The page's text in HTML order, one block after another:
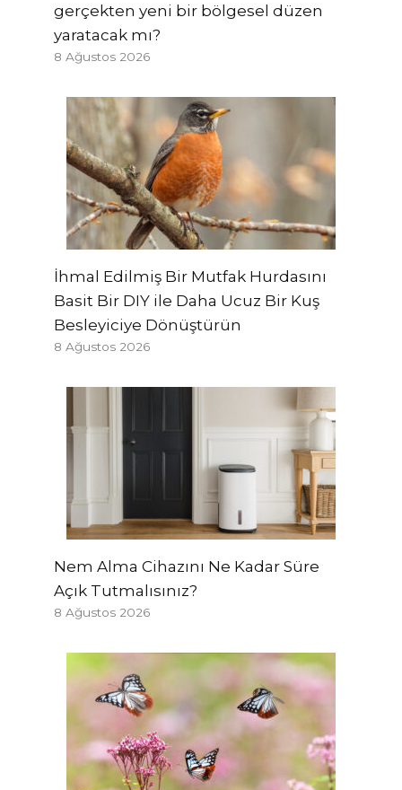
gerçekten yeni bir bölgesel düzen
yaratacak mı?
8 Ağustos 2026
İhmal Edilmiş Bir Mutfak Hurdasını
Basit Bir DIY ile Daha Ucuz Bir Kuş
Besleyiciye Dönüştürün
8 Ağustos 2026
Nem Alma Cihazını Ne Kadar Süre
Açık Tutmalısınız?
8 Ağustos 2026